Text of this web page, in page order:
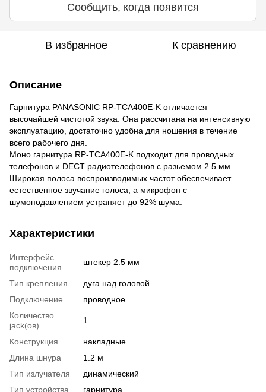
Сообщить, когда появится
В избранное К сравнению
Описание
Гарнитура PANASONIC RP-TCA400E-K отличается
высочайшей чистотой звука. Она рассчитана на интенсивную
эксплуатацию, достаточно удобна для ношения в течение
всего рабочего дня.
Моно гарнитура RP-TCA400E-K подходит для проводных
телефонов и DECT радиотелефонов с разьемом 2.5 мм.
Широкая полоса воспроизводимых частот обеспечивает
естественное звучание голоса, а микрофон с
шумоподавлением устраняет до 92% шума.
Характеристики
Интерфейс
подключения
штекер 2.5 мм
Тип крепления
дуга над головой
Подключение
проводное
Количество
jack(ов)
1
Конструкция
накладные
Длина шнура
1.2 м
Тип излучателя
динамический
Тип устройства
гарнитура